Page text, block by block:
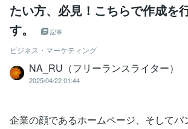
たい方、必見！こちらで作成を
す。
記事
ビジネス・マーケティング
NA_RU（フリーランスライター）
2025/04/22 01:44
企業の顔であるホームページ、そしてパ